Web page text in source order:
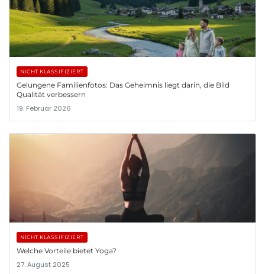
NICHT KLASSIFIZIERT
Gelungene Familienfotos: Das Geheimnis liegt darin, die Bild
Qualität verbessern
19. Februar 2026
NICHT KLASSIFIZIERT
Welche Vorteile bietet Yoga?
27. August 2025